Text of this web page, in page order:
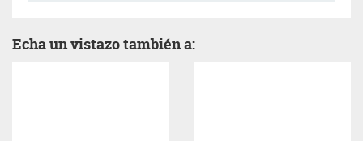
Echa un vistazo también a: